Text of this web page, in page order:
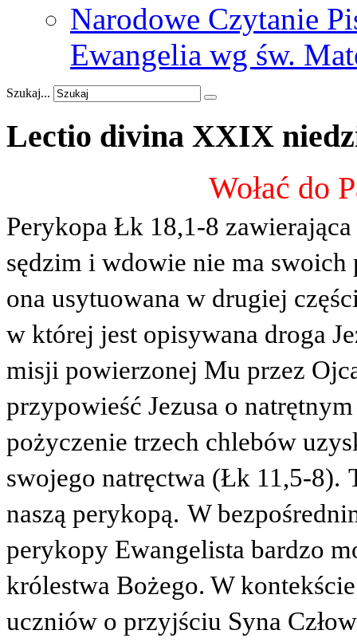
Narodowe Czytanie
Ewangelia wg św.
Szukaj...
Lectio divina XXIX
Wołać do
Perykopa Łk 18,1-8
sędzim i wdowie nie ma
ona usytuowana w drugiej
w której jest opisywana droga
misji powierzonej Mu przez
przypowieść Jezusa o
pożyczenie trzech chlebów
swojego natręctwa (Łk 11,5-8).
naszą perykopą. W
perykopy Ewangelista bardzo
królestwa Bożego. W
uczniów o przyjściu Syna